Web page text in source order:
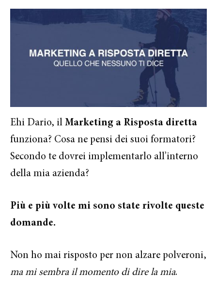
Ehi Dario, ilMarketing a Risposta diretta
funziona? Cosa ne pensi dei suoi formatori?
Secondo te dovrei implementarlo all’interno
della mia azienda?
Più e più volte mi sono state rivolte queste
domande.
Non ho mai risposto per non alzare polveroni,
ma mi sembra il momento di dire la mia.